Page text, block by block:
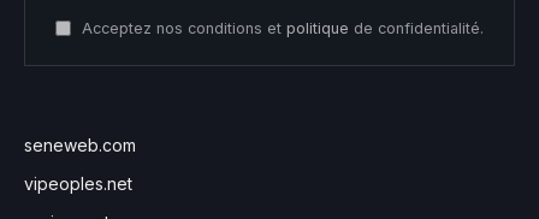
Acceptez nos conditions et politique de confidentialité.
seneweb.com
vipeoples.net